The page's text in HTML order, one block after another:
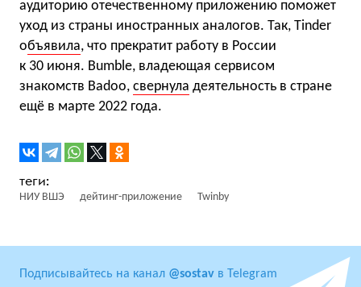
аудиторию отечественному приложению поможет
уход из страны иностранных аналогов. Так, Tinder
объявила, что прекратит работу в России
к 30 июня. Bumble, владеющая сервисом
знакомств Badoo, свернула деятельность в стране
ещё в марте 2022 года.
НИУ ВШЭ дейтинг-приложение Twinby
Подписывайтесь на канал @sostav в Telegram